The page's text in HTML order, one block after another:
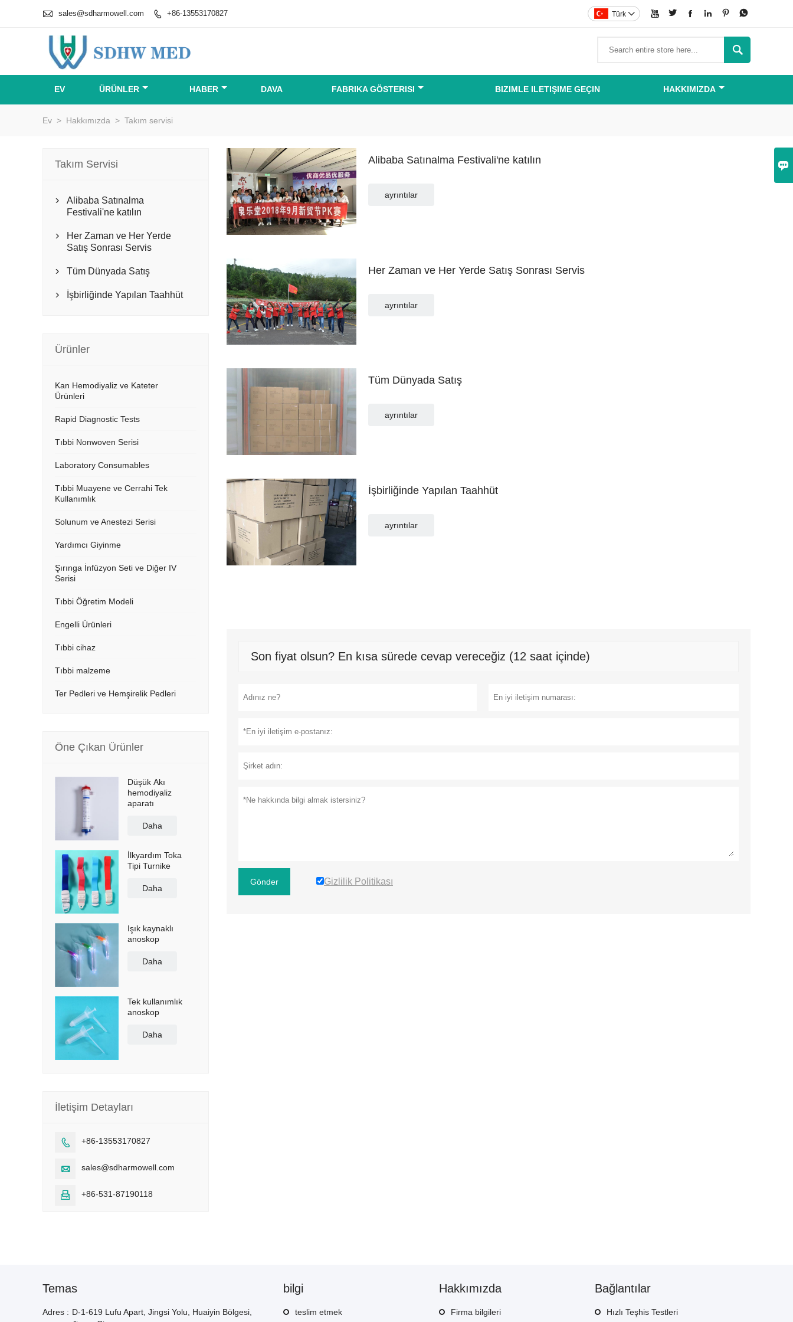

 sales@sdharmowell.com  +86-13553170827      
Türk 

EV ÜRÜNLER HABER DAVA FABRIKA GÖSTERISI BIZIMLE ILETIŞIME GEÇIN HAKKIMIZDA
Ev > Hakkımızda > Takım servisi
Alibaba Satınalma Festivali'ne katılın
ayrıntılar
Her Zaman ve Her Yerde Satış Sonrası Servis
ayrıntılar
Tüm Dünyada Satış
ayrıntılar
İşbirliğinde Yapılan Taahhüt
ayrıntılar
Son fiyat olsun? En kısa sürede cevap vereceğiz (12 saat içinde)
Gönder Gizlilik Politikası
Takım Servisi

Alibaba Satınalma
Festivali'ne katılın

Her Zaman ve Her Yerde
Satış Sonrası Servis
 Tüm Dünyada Satış
 İşbirliğinde Yapılan Taahhüt
Ürünler
Kan Hemodiyaliz ve Kateter
Ürünleri
Rapid Diagnostic Tests
Tıbbi Nonwoven Serisi
Laboratory Consumables
Tıbbi Muayene ve Cerrahi Tek
Kullanımlık
Solunum ve Anestezi Serisi
Yardımcı Giyinme
Şırınga İnfüzyon Seti ve Diğer IV
Serisi
Tıbbi Öğretim Modeli
Engelli Ürünleri
Tıbbi cihaz
Tıbbi malzeme
Ter Pedleri ve Hemşirelik Pedleri
Öne Çıkan Ürünler
Düşük Akı
hemodiyaliz
aparatı
Daha
İlkyardım Toka
Tipi Turnike
Daha
Işık kaynaklı
anoskop
Daha
Tek kullanımlık
anoskop
Daha
İletişim Detayları
 +86-13553170827
 sales@sdharmowell.com
 +86-531-87190118
Temas
Adres : D-1-619 Lufu Apart, Jingsi Yolu, Huaiyin Bölgesi,
bilgi
teslim etmek
Hakkımızda
Firma bilgileri
Bağlantılar
Hızlı Teşhis Testleri